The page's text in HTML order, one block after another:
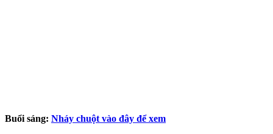
Buổi sáng: Nháy chuột vào đây để xem